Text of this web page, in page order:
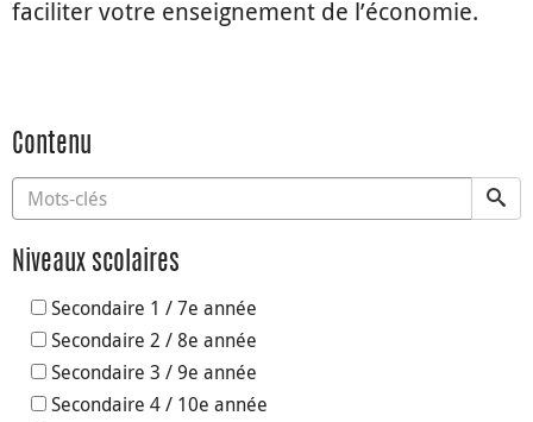
faciliter votre enseignement de l’économie.
Contenu
Niveaux scolaires
Secondaire 1 / 7e année
Secondaire 2 / 8e année
Secondaire 3 / 9e année
Secondaire 4 / 10e année